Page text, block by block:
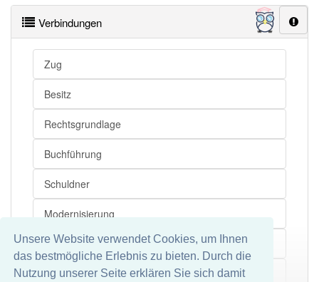
Unsere Website verwendet Cookies, um Ihnen
das bestmögliche Erlebnis zu bieten. Durch die
Nutzung unserer Seite erklären Sie sich damit
Verbindungen
Zug
Besitz
Rechtsgrundlage
Buchführung
Schuldner
Modernisierung
Inhaber
Urkunde